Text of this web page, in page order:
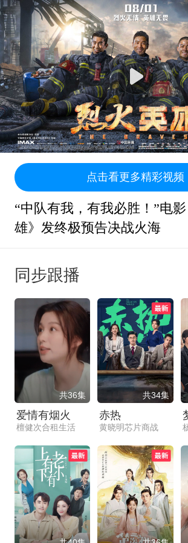
点击看更多精彩视频
“中队有我，有我必胜！”电
雄》发终极预告决战火海
同步跟播
共36集
爱情有烟火
檀健次合租生活
共34集
赤热
黄晓明芯片商战